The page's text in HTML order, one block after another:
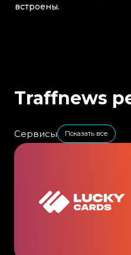
встроены.
Traffnews
Сервисы Показать все